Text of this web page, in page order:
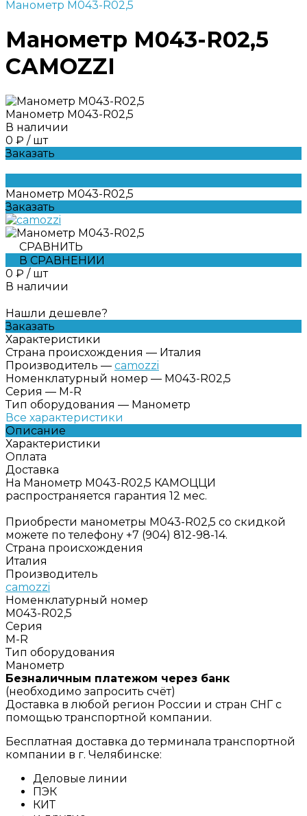
Манометр M043-R02,5
Манометр M043-R02,5
CAMOZZI
Манометр M043-R02,5
В наличии
0 ₽ / шт
Заказать
Манометр M043-R02,5
Заказать
СРАВНИТЬ
В СРАВНЕНИИ
0 ₽ / шт
В наличии
Нашли дешевле?
Заказать
Характеристики
Страна происхождения — Италия
Производитель — camozzi
Номенклатурный номер — M043-R02,5
Серия — M-R
Тип оборудования — Манометр
Все характеристики
Описание
Характеристики
Оплата
Доставка
На Манометр M043-R02,5 КАМОЦЦИ
распространяется гарантия 12 мес.
Приобрести манометры M043-R02,5 со скидкой
можете по телефону +7 (904) 812-98-14.
Страна происхождения
Италия
Производитель
camozzi
Номенклатурный номер
M043-R02,5
Серия
M-R
Тип оборудования
Манометр
Безналичным платежом через банк
(необходимо запросить счёт)
Доставка в любой регион России и стран СНГ с
помощью транспортной компании.
Бесплатная доставка до терминала транспортной
компании в г. Челябинске:
Деловые линии
ПЭК
КИТ